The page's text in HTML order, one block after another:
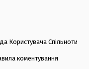
Користувача Спільноти
коментування